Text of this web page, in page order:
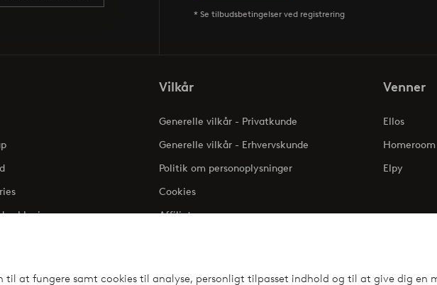
at fungere samt cookies til analyse, personligt tilpasset indhold og til at give dig en
* Se tilbudsbetingelser ved registrering
Vilkår
Generelle vilkår - Privatkunde
Generelle vilkår - Erhvervskunde
Politik om personoplysninger
Cookies
Affiliate
Venner
Ellos
Homeroom
Elpy